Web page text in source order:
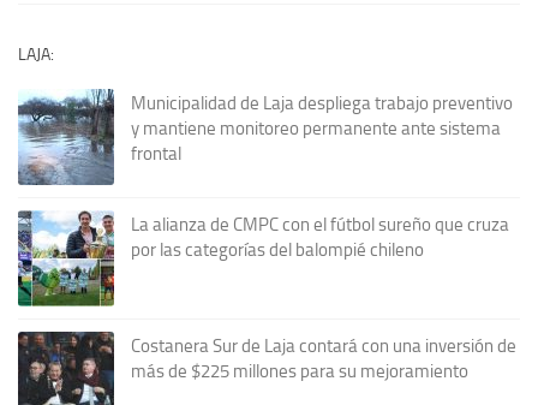
LAJA:
Municipalidad de Laja despliega trabajo preventivo
y mantiene monitoreo permanente ante sistema
frontal
La alianza de CMPC con el fútbol sureño que cruza
por las categorías del balompié chileno
Costanera Sur de Laja contará con una inversión de
más de $225 millones para su mejoramiento